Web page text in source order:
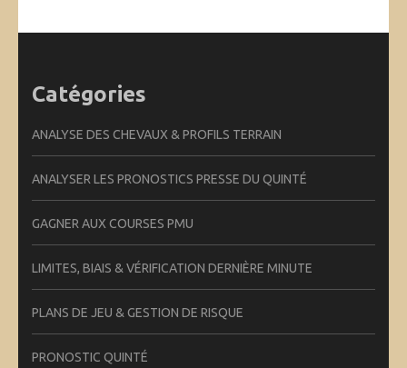
Catégories
ANALYSE DES CHEVAUX & PROFILS TERRAIN
ANALYSER LES PRONOSTICS PRESSE DU QUINTÉ
GAGNER AUX COURSES PMU
LIMITES, BIAIS & VÉRIFICATION DERNIÈRE MINUTE
PLANS DE JEU & GESTION DE RISQUE
PRONOSTIC QUINTÉ